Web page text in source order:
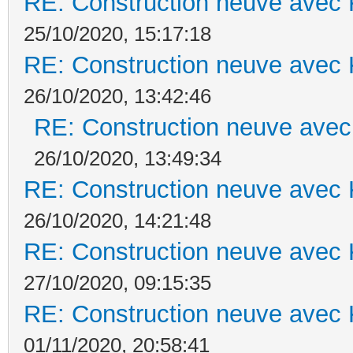
25/10/2020, 15:17:18
RE: Construction neuve avec
26/10/2020, 13:42:46
RE: Construction neuve
26/10/2020, 13:49:34
RE: Construction neuve avec
26/10/2020, 14:21:48
RE: Construction neuve avec
27/10/2020, 09:15:35
RE: Construction neuve avec
01/11/2020, 20:58:41